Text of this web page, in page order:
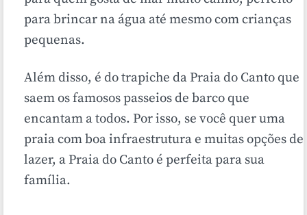
para brincar na água até mesmo com crianças
pequenas.
Além disso, é do trapiche da Praia do Canto que
saem os famosos passeios de barco que
encantam a todos. Por isso, se você quer uma
praia com boa infraestrutura e muitas opções de
lazer, a Praia do Canto é perfeita para sua
família.